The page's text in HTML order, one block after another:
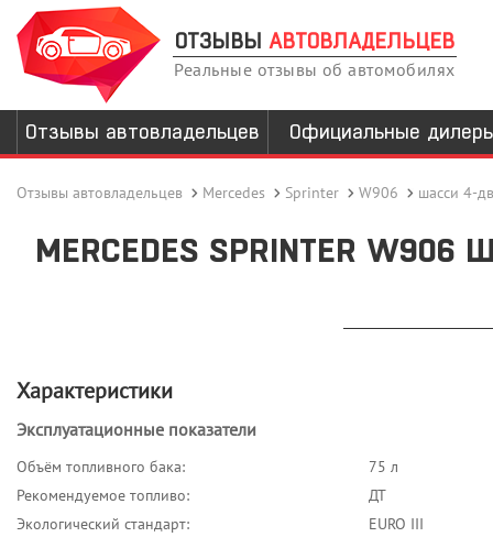
ОТЗЫВЫ АВТОВЛАДЕЛЬЦЕВ
Реальные отзывы об автомобилях
Отзывы автовладельцев Официальные
Отзывы автовладельцев Mercedes Sprinter W906 шасси 4-
MERCEDES SPRINTER
Характеристики
Эксплуатационные показатели
Объём топливного бака:
75 л
Рекомендуемое топливо:
ДТ
Экологический стандарт:
EURO III